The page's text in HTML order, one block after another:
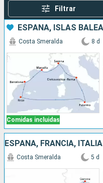
Filtrar
Comidas incluidas
Costa Smeralda 8 d
ESPAÑA, FRANCIA, ITALIA
Costa Smeralda 5 d